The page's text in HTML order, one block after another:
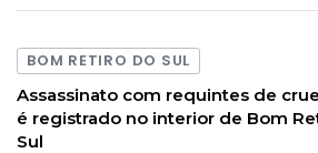
BOM RETIRO DO SUL
Assassinato com requintes de
é registrado no interior de Bom
Sul